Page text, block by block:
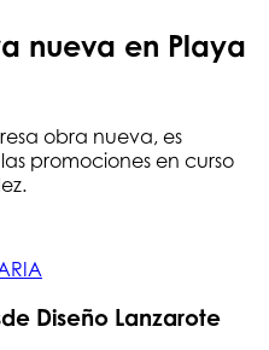
nueva en Playa
obra nueva, es
promociones en curso
Diseño Lanzarote